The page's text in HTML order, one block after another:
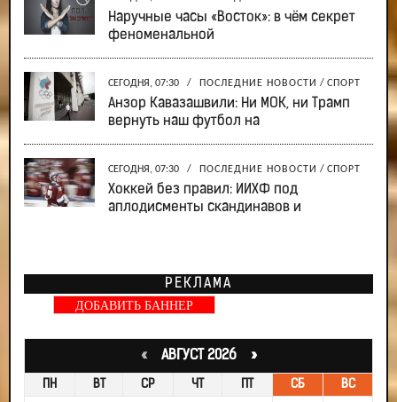
Наручные часы «Восток»: в чём секрет
феноменальной
СЕГОДНЯ, 07:30 / ПОСЛЕДНИЕ НОВОСТИ / СПОРТ
Анзор Кавазашвили: Ни МОК, ни Трамп
вернуть наш футбол на
СЕГОДНЯ, 07:30 / ПОСЛЕДНИЕ НОВОСТИ / СПОРТ
Хоккей без правил: ИИХФ под
аплодисменты скандинавов и
РЕКЛАМА
ДОБАВИТЬ БАННЕР
«АВГУСТ 2026 »
ПН ВТ СР ЧТ СБ ВС